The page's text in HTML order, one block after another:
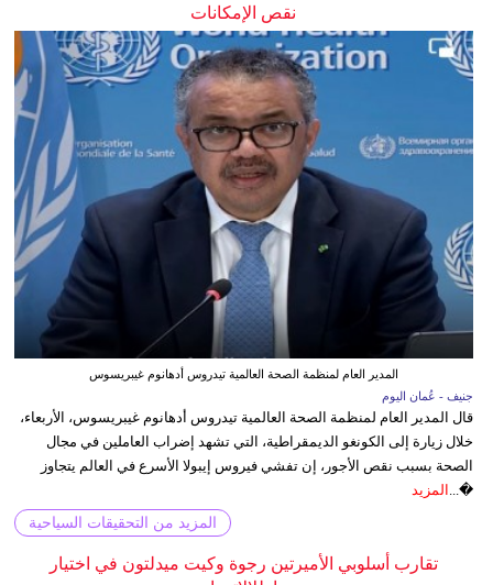
نقص الإمكانات
المدير العام لمنظمة الصحة العالمية تيدروس أدهانوم غيبريسوس
جنيف - عُمان اليوم
قال المدير العام لمنظمة الصحة العالمية تيدروس أدهانوم غيبريسوس، الأربعاء،
خلال زيارة إلى الكونغو الديمقراطية، التي تشهد إضراب العاملين في مجال
الصحة بسبب نقص الأجور، إن تفشي فيروس إيبولا الأسرع في العالم يتجاوز
�... المزيد
المزيد من التحقيقات السياحية
تقارب أسلوبي الأميرتين رجوة وكيت ميدلتون في اختيار